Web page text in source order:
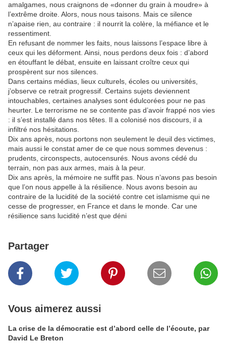
amalgames, nous craignons de «donner du grain à moudre» à
l’extrême droite. Alors, nous nous taisons. Mais ce silence
n’apaise rien, au contraire : il nourrit la colère, la méfiance et le
ressentiment.
En refusant de nommer les faits, nous laissons l’espace libre à
ceux qui les déforment. Ainsi, nous perdons deux fois : d’abord
en étouffant le débat, ensuite en laissant croître ceux qui
prospèrent sur nos silences.
Dans certains médias, lieux culturels, écoles ou universités,
j’observe ce retrait progressif. Certains sujets deviennent
intouchables, certaines analyses sont édulcorées pour ne pas
heurter. Le terrorisme ne se contente pas d’avoir frappé nos vies
: il s’est installé dans nos têtes. Il a colonisé nos discours, il a
infiltré nos hésitations.
Dix ans après, nous portons non seulement le deuil des victimes,
mais aussi le constat amer de ce que nous sommes devenus :
prudents, circonspects, autocensurés. Nous avons cédé du
terrain, non pas aux armes, mais à la peur.
Dix ans après, la mémoire ne suffit pas. Nous n’avons pas besoin
que l’on nous appelle à la résilience. Nous avons besoin au
contraire de la lucidité de la société contre cet islamisme qui ne
cesse de progresser, en France et dans le monde. Car une
résilience sans lucidité n’est que déni
Partager
Vous aimerez aussi
La crise de la démocratie est d’abord celle de l’écoute, par
David Le Breton